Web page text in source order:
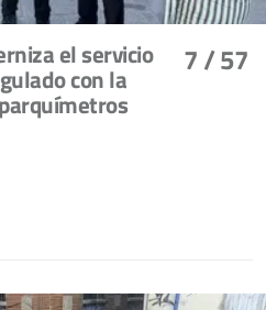
7/ 57
el servicio
con la